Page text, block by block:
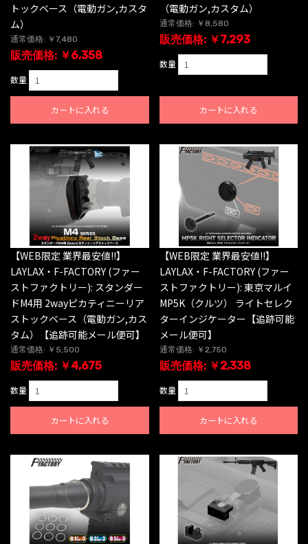
トックベース（電動ガン,カスタ
ム）
通常価格: ￥7,480
販売価格: ￥6,358
数量
カートに入れる
（電動ガン,カスタム）
通常価格: ￥8,580
販売価格: ￥7,293
数量
カートに入れる
【WEB限定 業界最安値!!】
LAYLAX・F-FACTORY (ファー
ストファクトリー): スタンダー
ドM4用 2wayピカティニーリア
ストックベース（電動ガン,カス
タム）【追跡可能メール便可】
通常価格: ￥5,500
販売価格: ￥4,675
数量
カートに入れる
【WEB限定 業界最安値!!】
LAYLAX・F-FACTORY (ファー
ストファクトリー): 東京マルイ
MP5K（クルツ） ライトセレク
ターインジケーター【追跡可能
メール便可】
通常価格: ￥2,750
販売価格: ￥2,338
数量
カートに入れる